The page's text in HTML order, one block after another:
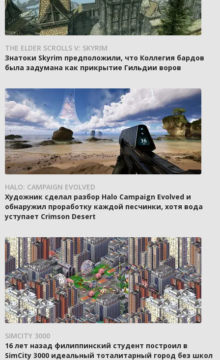
THE ELDER SCROLLS V: SKYRIM
Знатоки Skyrim предположили, что Коллегия бардов
была задумана как прикрытие Гильдии воров
HALO: CAMPAIGN EVOLVED
Художник сделал разбор Halo Campaign Evolved и
обнаружил проработку каждой песчинки, хотя вода
уступает Crimson Desert
SIMCITY 3000
16 лет назад филиппинский студент построил в
SimCity 3000 идеальный тоталитарный город без школ